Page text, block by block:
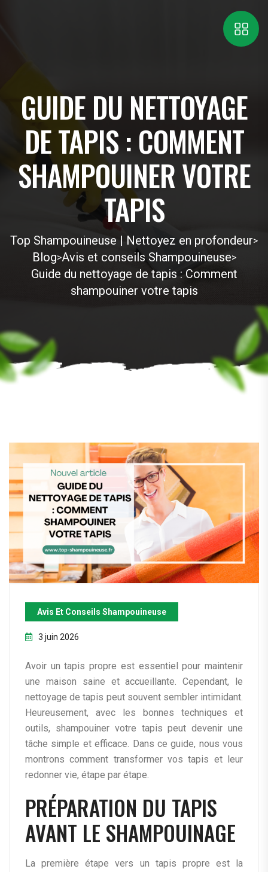
GUIDE DU NETTOYAGE
DE TAPIS : COMMENT
SHAMPOUINER VOTRE
TAPIS
Top Shampouineuse | Nettoyez en profondeur>
Blog>Avis et conseils Shampouineuse>
Guide du nettoyage de tapis : Comment
shampouiner votre tapis
Avis Et Conseils Shampouineuse
3 juin 2026
Avoir un tapis propre est essentiel pour maintenir
une maison saine et accueillante. Cependant, le
nettoyage de tapis peut souvent sembler intimidant.
Heureusement, avec les bonnes techniques et
outils, shampouiner votre tapis peut devenir une
tâche simple et efficace. Dans ce guide, nous vous
montrons comment transformer vos tapis et leur
redonner vie, étape par étape.
PRÉPARATION DU TAPIS
AVANT LE SHAMPOUINAGE
La première étape vers un tapis propre est la